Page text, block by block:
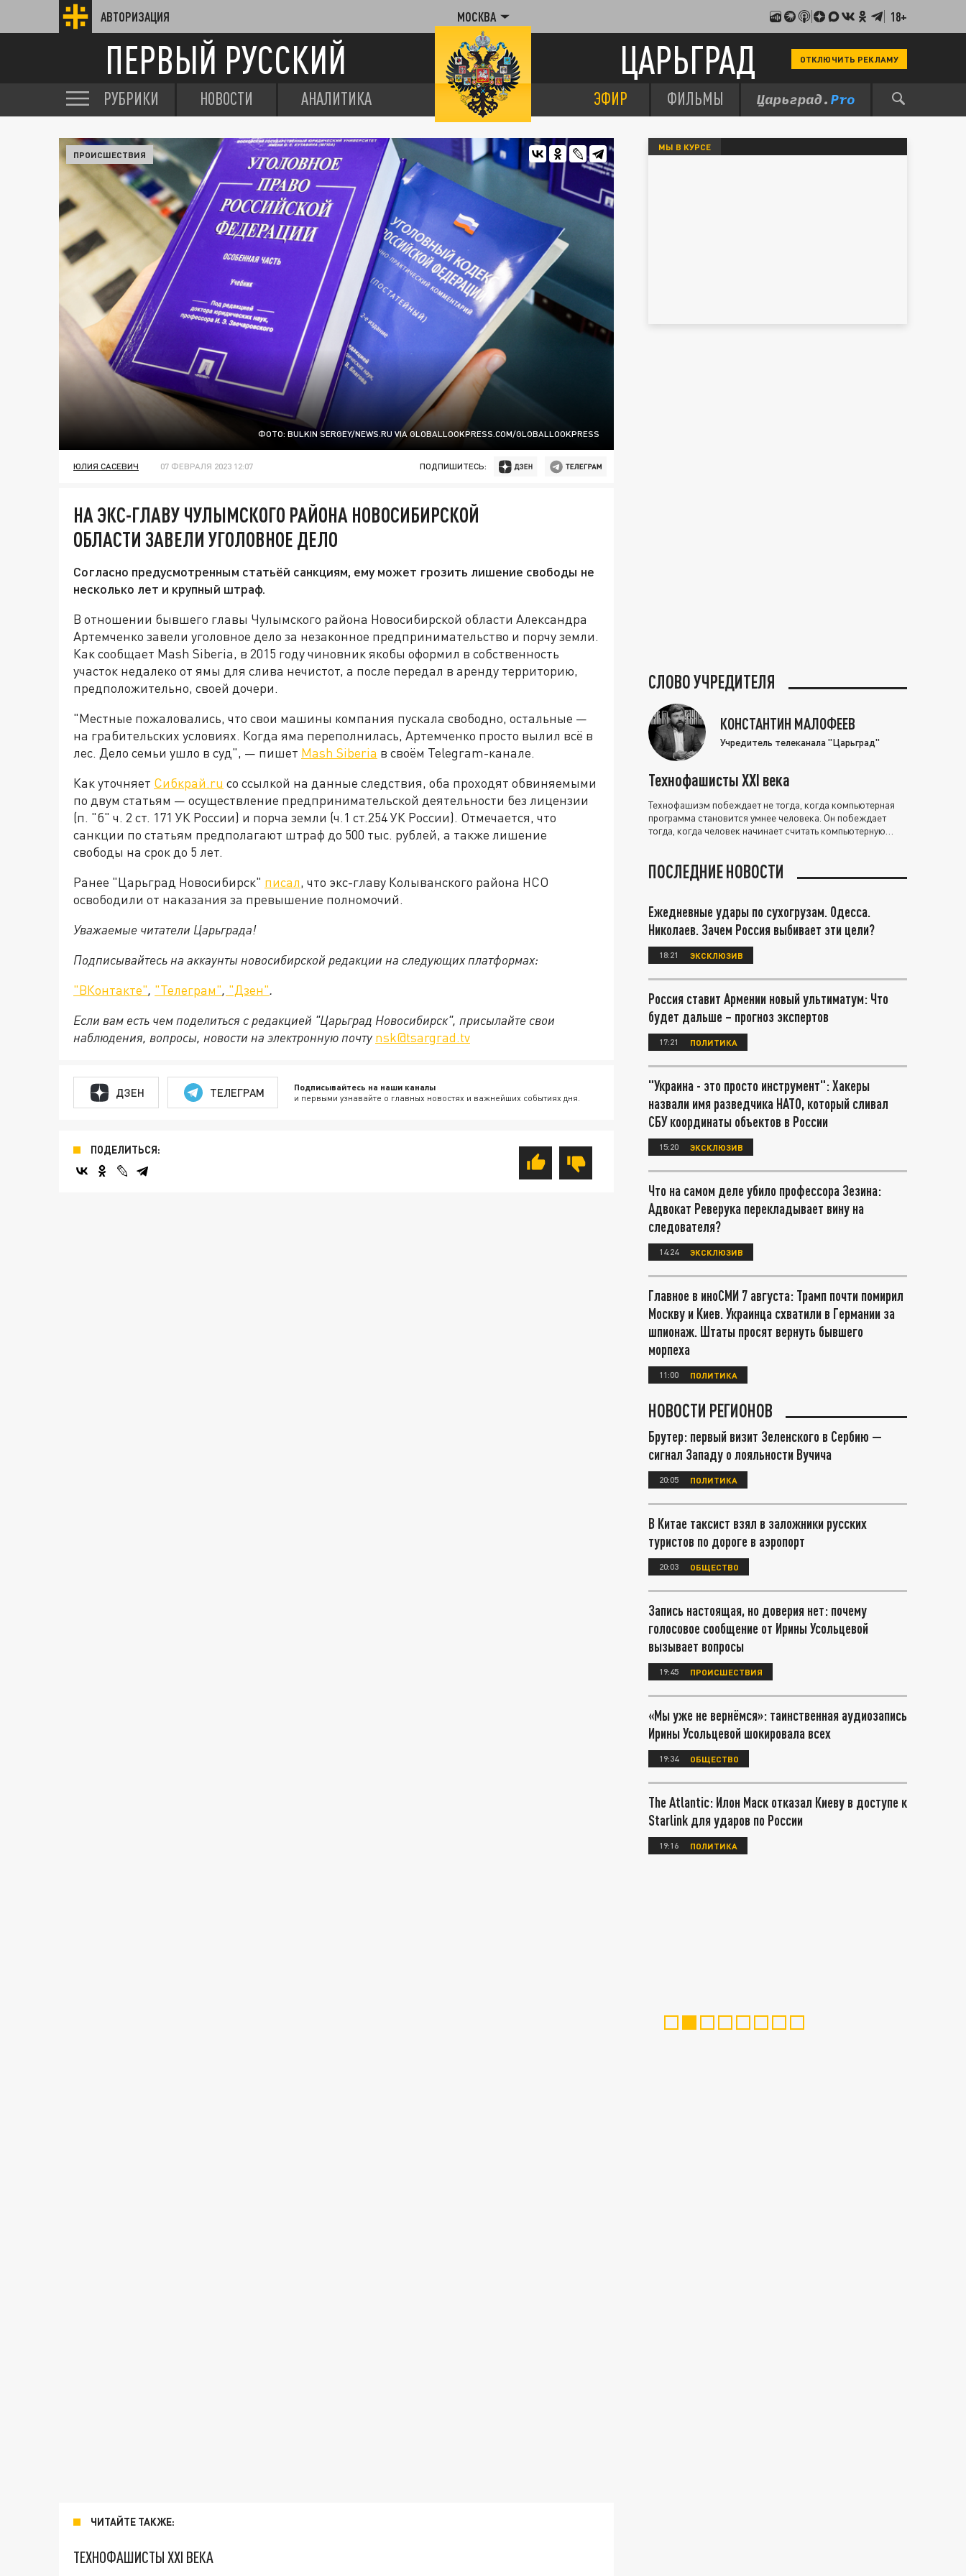
АВТОРИЗАЦИЯ МОСКВА 18+
ПЕРВЫЙ РУССКИЙ ЦАРЬГРАД ОТКЛЮЧИТЬ РЕКЛАМУ
РУБРИКИ НОВОСТИ АНАЛИТИКА ЭФИР ФИЛЬМЫ
ФОТО: BULKIN SERGEY/NEWS.RU VIA GLOBALLOOKPRESS.COM/GLOBALLOOKPRESS
ПРОИСШЕСТВИЯ
ЮЛИЯ САСЕВИЧ 07 ФЕВРАЛЯ 2023 12:07 ПОДПИШИТЕСЬ:
НА ЭКС-ГЛАВУ ЧУЛЫМСКОГО РАЙОНА НОВОСИБИРСКОЙ
ОБЛАСТИ ЗАВЕЛИ УГОЛОВНОЕ ДЕЛО
Согласно предусмотренным статьёй санкциям, ему может грозить лишение свободы не
несколько лет и крупный штраф.
В отношении бывшего главы Чулымского района Новосибирской области Александра
Артемченко завели уголовное дело за незаконное предпринимательство и порчу земли.
Как сообщает Mash Siberia, в 2015 году чиновник якобы оформил в собственность
участок недалеко от ямы для слива нечистот, а после передал в аренду территорию,
предположительно, своей дочери.
"Местные пожаловались, что свои машины компания пускала свободно, остальные —
на грабительских условиях. Когда яма переполнилась, Артемченко просто вылил всё в
лес. Дело семьи ушло в суд", — пишет Mash Siberia в своём Telegram-канале.
Как уточняет Сибкрай.ru cо ссылкой на данные следствия, оба проходят обвиняемыми
по двум статьям — осуществление предпринимательской деятельности без лицензии
(п. "б" ч. 2 ст. 171 УК России) и порча земли (ч.1 ст.254 УК России). Отмечается, что
санкции по статьям предполагают штраф до 500 тыс. рублей, а также лишение
свободы на срок до 5 лет.
Ранее "Царьград Новосибирск" писал, что экс-главу Колыванского района НСО
освободили от наказания за превышение полномочий.
Уважаемые читатели Царьграда!
Подписывайтесь на аккаунты новосибирской редакции на следующих платформах:
"ВКонтакте", "Телеграм", "Дзен".
Если вам есть чем поделиться с редакцией "Царьград Новосибирск", присылайте свои
наблюдения, вопросы, новости на электронную почту nsk@tsargrad.tv
ДЗЕН ТЕЛЕГРАМ Подписывайтесь на наши каналы
и первыми узнавайте о главных новостях и важнейших событиях дня.
ПОДЕЛИТЬСЯ:
ЧИТАЙТЕ ТАКЖЕ:
ТЕХНОФАШИСТЫ XXI ВЕКА
МЫ В КУРСЕ
СЛОВО УЧРЕДИТЕЛЯ
КОНСТАНТИН МАЛОФЕЕВ
Учредитель телеканала "Царьград"
Технофашисты XXI века
Технофашизм побеждает не тогда, когда компьютерная
программа становится умнее человека. Он побеждает
тогда, когда человек начинает считать компьютерную
ПОСЛЕДНИЕ НОВОСТИ
Ежедневные удары по сухогрузам. Одесса.
Николаев. Зачем Россия выбивает эти цели?
18:21 ЭКСКЛЮЗИВ
Россия ставит Армении новый ультиматум: Что
будет дальше – прогноз экспертов
17:21 ПОЛИТИКА
"Украина - это просто инструмент": Хакеры
назвали имя разведчика НАТО, который сливал
СБУ координаты объектов в России
15:20 ЭКСКЛЮЗИВ
Что на самом деле убило профессора Зезина:
Адвокат Реверука перекладывает вину на
следователя?
14:24 ЭКСКЛЮЗИВ
Главное в иноСМИ 7 августа: Трамп почти помирил
Москву и Киев. Украинца схватили в Германии за
шпионаж. Штаты просят вернуть бывшего
морпеха
11:00 ПОЛИТИКА
НОВОСТИ РЕГИОНОВ
Брутер: первый визит Зеленского в Сербию —
сигнал Западу о лояльности Вучича
20:05 ПОЛИТИКА
В Китае таксист взял в заложники русских
туристов по дороге в аэропорт
20:03 ОБЩЕСТВО
Запись настоящая, но доверия нет: почему
голосовое сообщение от Ирины Усольцевой
вызывает вопросы
19:45 ПРОИСШЕСТВИЯ
«Мы уже не вернёмся»: таинственная аудиозапись
Ирины Усольцевой шокировала всех
19:34 ОБЩЕСТВО
The Atlantic: Илон Маск отказал Киеву в доступе к
Starlink для ударов по России
19:16 ПОЛИТИКА